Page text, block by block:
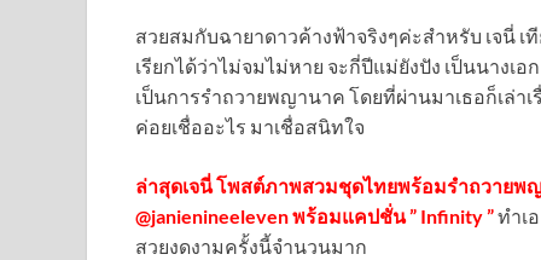
สวยสมกับฉายาดาวค้างฟ้าจริงๆค่ะสำหรับ เจนี่
เรียกได้ว่าไม่จมไม่หาย จะกี่ปีแม่ยังปัง เป็นนางเ
เป็นการรำถวายพญานาค โดยที่ผ่านมาเธอก็เล่า
ค่อยเชื่ออะไร มาเชื่อสนิทใจ
ล่าสุดเจนี่ โพสต์ภาพสวมชุดไทยพร้อมรำถวาย
@janienineeleven พร้อมแคปชั่น ” Infinity ”ทำเ
สวยงดงามครั้งนี้จำนวนมาก